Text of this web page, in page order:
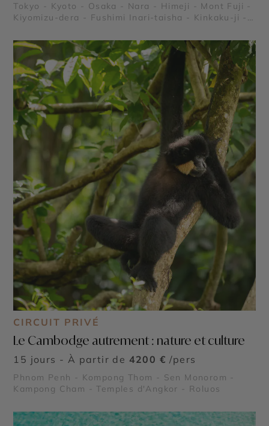
Tokyo - Kyoto - Osaka - Nara - Himeji - Mont Fuji -
Kiyomizu-dera - Fushimi Inari-taisha - Kinkaku-ji -
CIRCUIT PRIVÉ
Le Cambodge autrement : nature et culture
15 jours - À partir de 4200 € /pers
Phnom Penh - Kompong Thom - Sen Monorom -
Kampong Cham - Temples d'Angkor - Roluos